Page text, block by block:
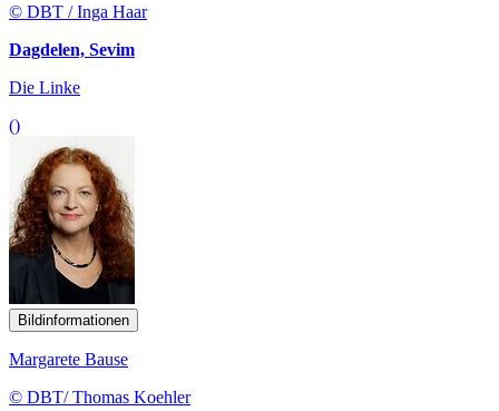
© DBT / Inga Haar
Dagdelen, Sevim
Die Linke
()
Bildinformationen
Margarete Bause
© DBT/ Thomas Koehler